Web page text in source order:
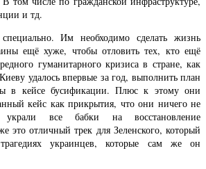
и тд.
Им необходимо сделать жизнь
ещё хуже, чтобы отловить тех, кто ещё
гуманитарного кризиса в стране, как
удалось впервые за год, выполнить план
в кейсе бусификации. Плюс к этому они
кейс как прикрытия, что они ничего не
украли все бабки на восстановление
это отличный трек для Зеленского, который
украинцев, которые сам же он